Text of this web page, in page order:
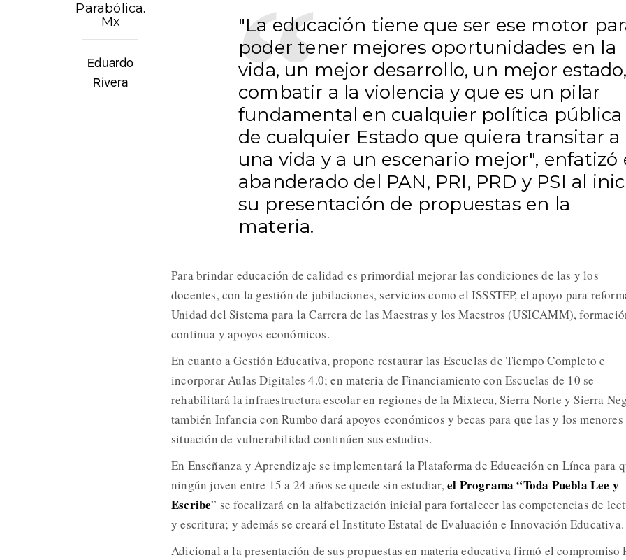
Parabólica.
Mx
Eduardo
Rivera
"La educación tiene que ser ese motor
poder tener mejores oportunidades en la
vida, un mejor desarrollo, un mejor estado,
combatir a la violencia y que es un pilar
fundamental en cualquier política pública
de cualquier Estado que quiera transitar a
una vida y a un escenario mejor", enfatizó
abanderado del PAN, PRI, PRD y PSI al
su presentación de propuestas en la
materia.
Para brindar educación de calidad es primordial mejorar las condiciones de las y los
docentes, con la gestión de jubilaciones, servicios como el ISSSTEP, el apoyo para
Unidad del Sistema para la Carrera de las Maestras y los Maestros (USICAMM),
continua y apoyos económicos.
En cuanto a Gestión Educativa, propone restaurar las Escuelas de Tiempo Completo e
incorporar Aulas Digitales 4.0; en materia de Financiamiento con Escuelas de 10 se
rehabilitará la infraestructura escolar en regiones de la Mixteca, Sierra Norte y Sierra
también Infancia con Rumbo dará apoyos económicos y becas para que las y los menores
situación de vulnerabilidad continúen sus estudios.
En Enseñanza y Aprendizaje se implementará la Plataforma de Educación en Línea para
ningún joven entre 15 a 24 años se quede sin estudiar,el Programa “Toda Puebla Lee y
Escribe” se focalizará en la alfabetización inicial para fortalecer las competencias de
y escritura; y además se creará el Instituto Estatal de Evaluación e Innovación Educativa.
Adicional a la presentación de sus propuestas en materia educativa firmó el compromiso